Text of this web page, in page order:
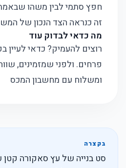
חפץ סתמי לבין משהו
זה כנראה הצד הנכון של
מה כדאי לבדוק עוד
רוצים להעמיק? כדאי לעיין
פרחים. ולפני שמזמינים,
ומשלוח עם מחשבון המכס
בקצרה